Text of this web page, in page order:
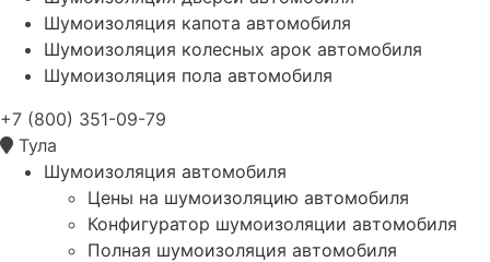
Шумоизоляция капота автомобиля
Шумоизоляция колесных арок автомобиля
Шумоизоляция пола автомобиля
+7 (800) 351-09-79
Тула
Шумоизоляция автомобиля
Цены на шумоизоляцию автомобиля
Конфигуратор шумоизоляции автомобиля
Полная шумоизоляция автомобиля